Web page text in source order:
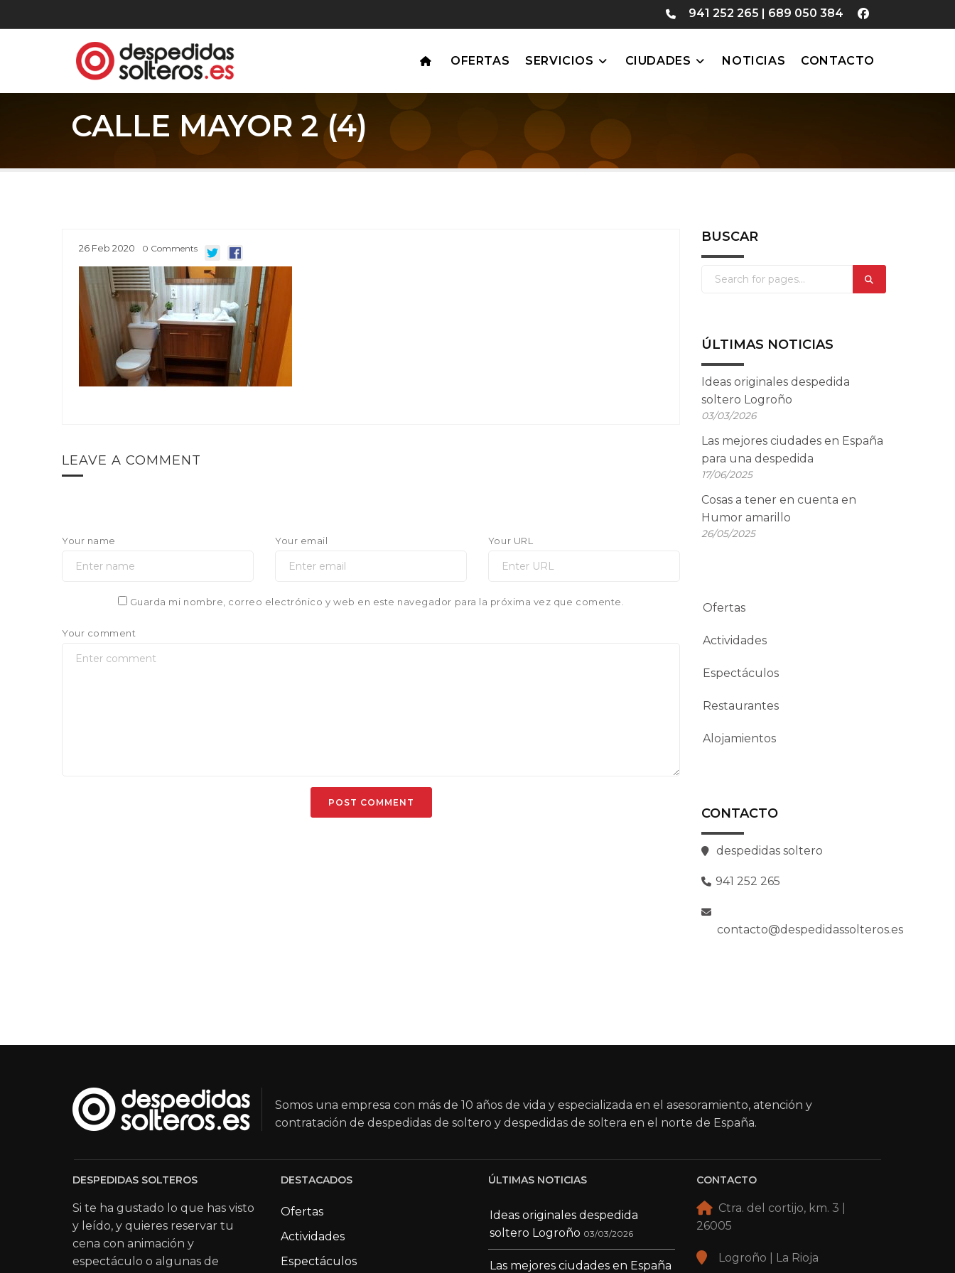
941 252 265 | 689 050 384
OFERTAS SERVICIOS CIUDADES NOTICIAS CONTACTO
CALLE MAYOR 2 (4)
26 Feb 2020 0 Comments
LEAVE A COMMENT
Your name Your email Your URL
Guarda mi nombre, correo electrónico y web en este navegador para la próxima vez que comente.
Your comment
BUSCAR
ÚLTIMAS NOTICIAS
Ideas originales despedida
soltero Logroño
03/03/2026
Las mejores ciudades en España
para una despedida
17/06/2025
Cosas a tener en cuenta en
Humor amarillo
26/05/2025
Ofertas
Actividades
Espectáculos
Restaurantes
Alojamientos
CONTACTO
despedidas soltero
941 252 265
contacto@despedidassolteros.es
Somos una empresa con más de 10 años de vida y especializada en el asesoramiento, atención y
contratación de despedidas de soltero y despedidas de soltera en el norte de España.
DESPEDIDAS SOLTEROS
Si te ha gustado lo que has visto
y leído, y quieres reservar tu
cena con animación y
espectáculo o algunas de
DESTACADOS
Ofertas
Actividades
Espectáculos
ÚLTIMAS NOTICIAS
Ideas originales despedida
soltero Logroño 03/03/2026
Las mejores ciudades en España
CONTACTO
Ctra. del cortijo, km. 3 |
26005
Logroño | La Rioja